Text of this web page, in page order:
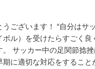
ございます！ “自分は
ル）を受けたらすごく
サッカー中の足関節捻
期に適切な対応をするこ